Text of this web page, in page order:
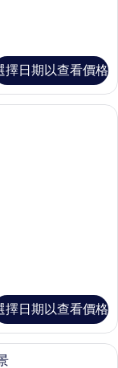
擇日期以查看價格
景觀 | 1 間臥室、高級
擇日期以查看價格
特大雙人床和 1 張沙發